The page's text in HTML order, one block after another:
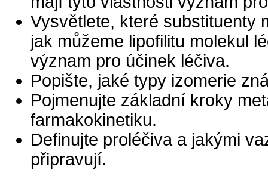
Vysvětlete, které substituenty
jak můžeme lipofilitu molekul
význam pro účinek léčiva.
Popište, jaké typy izomerie
Pojmenujte základní kroky
farmakokinetiku.
Definujte proléčiva a jakými
připravují.